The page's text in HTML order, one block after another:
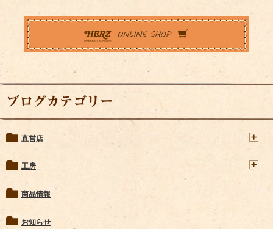
ブログカテゴリー
直営店
工房
商品情報
お知らせ